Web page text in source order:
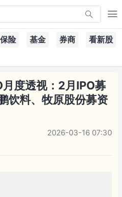
保险 基金 券商
看新股
月度透视：2月IPO募
饮料、牧原股份募资
2026-03-16 07:30